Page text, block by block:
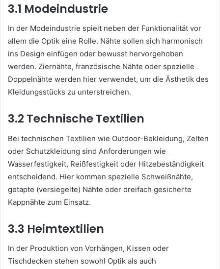
3.1 Modeindustrie
In der Modeindustrie spielt neben der Funktionalität vor
allem die Optik eine Rolle. Nähte sollen sich harmonisch
ins Design einfügen oder bewusst hervorgehoben
werden. Ziernähte, französische Nähte oder spezielle
Doppelnähte werden hier verwendet, um die Ästhetik des
Kleidungsstücks zu unterstreichen.
3.2 Technische Textilien
Bei technischen Textilien wie Outdoor-Bekleidung, Zelten
oder Schutzkleidung sind Anforderungen wie
Wasserfestigkeit, Reißfestigkeit oder Hitzebeständigkeit
entscheidend. Hier kommen spezielle Schweißnähte,
getapte (versiegelte) Nähte oder dreifach gesicherte
Kappnähte zum Einsatz.
3.3 Heimtextilien
In der Produktion von Vorhängen, Kissen oder
Tischdecken stehen sowohl Optik als auch